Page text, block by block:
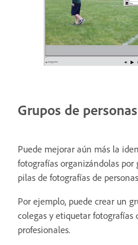
Grupos de
Puede mejorar aún más la
fotografías organizándolas por
pilas de fotografías de
Por ejemplo, puede crear un
colegas y etiquetar fotografías
profesionales.